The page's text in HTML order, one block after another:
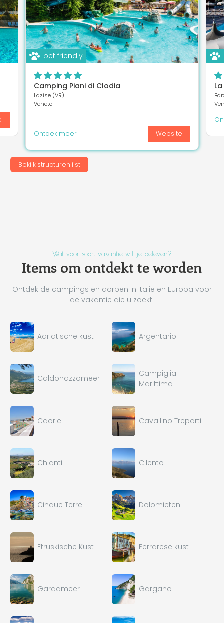
pet friendly
Camping Piani di Clodia
Lazise (VR)
Veneto
Ontdek meer Website
Bekijk structurenlijst
Wat voor soort vakantie wil je beleven?
Items om ontdekt te worden
Ontdek de campings en dorpen in Italië en Europa voor
de vakantie die u zoekt.
Adriatische kust Argentario
Caldonazzomeer
Campiglia
Marittima
Caorle Cavallino Treporti
Chianti Cilento
Cinque Terre Dolomieten
Etruskische Kust Ferrarese kust
Gardameer Gargano